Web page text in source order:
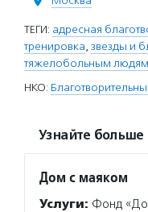
ТЕГИ: адресная
тренировка, звезды и
тяжелобольным людям
НКО:
Узнайте больше
Дом с маяком
Услуги: Фонд